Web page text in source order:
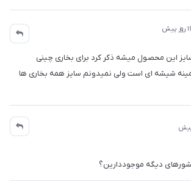
این محصول میشه ذکر کرد برای بخاری چینی
شیشه ای است ولی نمیدونم سايز همه بخاری ها
دیگه موجوددارین؟